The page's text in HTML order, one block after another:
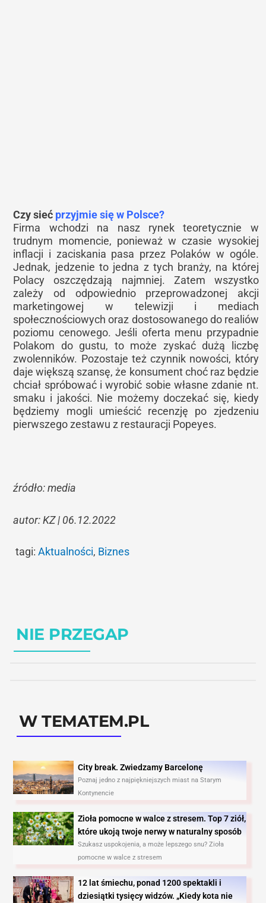
Czy sieć przyjmie się w Polsce?
Firma wchodzi na nasz rynek teoretycznie w
trudnym momencie, ponieważ w czasie wysokiej
inflacji i zaciskania pasa przez Polaków w ogóle.
Jednak, jedzenie to jedna z tych branży, na której
Polacy oszczędzają najmniej. Zatem wszystko
zależy od odpowiednio przeprowadzonej akcji
marketingowej w telewizji i mediach
społecznościowych oraz dostosowanego do realiów
poziomu cenowego. Jeśli oferta menu przypadnie
Polakom do gustu, to może zyskać dużą liczbę
zwolenników. Pozostaje też czynnik nowości, który
daje większą szansę, że konsument choć raz będzie
chciał spróbować i wyrobić sobie własne zdanie nt.
smaku i jakości. Nie możemy doczekać się, kiedy
będziemy mogli umieścić recenzję po zjedzeniu
pierwszego zestawu z restauracji Popeyes.
źródło: media
autor: KZ | 06.12.2022
tagi:Aktualności, Biznes
NIE PRZEGAP
W TEMATEM.PL
City break. Zwiedzamy Barcelonę​
Poznaj jedno z najpiękniejszych miast na Starym
Kontynencie
Zioła pomocne w walce z stresem. Top 7 ziół,
które ukoją twoje nerwy w naturalny sposób
Szukasz uspokojenia, a może lepszego snu? Zioła
pomocne w walce z stresem
12 lat śmiechu, ponad 1200 spektakli i
dziesiątki tysięcy widzów. „Kiedy kota nie